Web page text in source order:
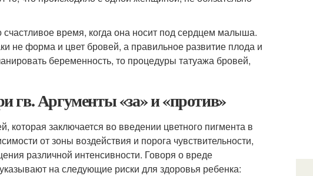
время, когда она носит под сердцем малыша.
не форма и цвет бровей, а правильное развитие плода и
беременность, то процедуры татуажа бровей,
гв. Аргументы «за» и «против»
заключается во введении цветного пигмента в
от зоны воздействия и порога чувствительности,
различной интенсивности. Говоря о вреде
на следующие риски для здоровья ребенка: